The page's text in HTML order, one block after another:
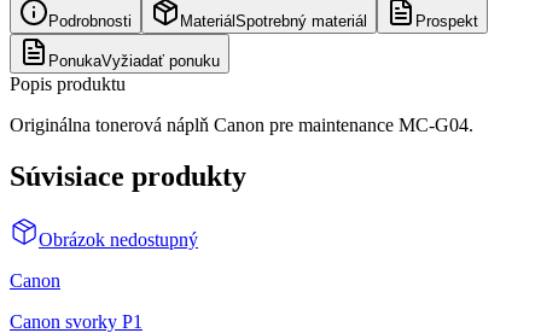
Podrobnosti Materiál Spotrebný materiál Prospekt
PonukaVyžiadať ponuku
Popis produktu
Originálna tonerová náplň Canon pre maintenance MC-G04.
Súvisiace produkty
Obrázok nedostupný
Canon
Canon svorky P1